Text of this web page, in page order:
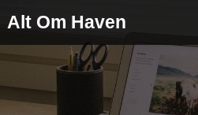
Alt Om Haven